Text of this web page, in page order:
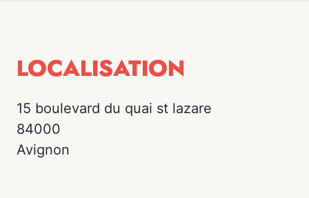
LOCALISATION
15 boulevard du quai st lazare
84000
Avignon